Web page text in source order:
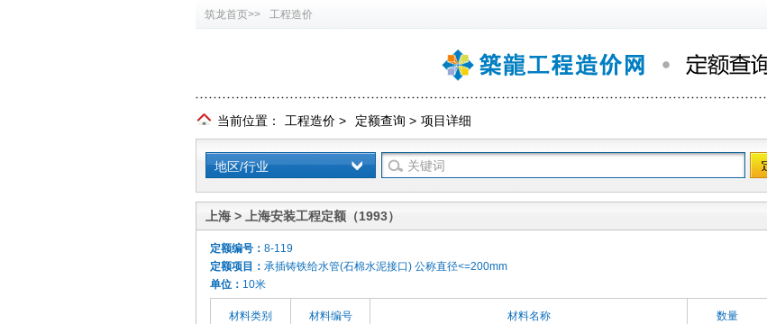
筑龙首页>> 工程造价
当前位置： 工程造价 > 定额查询 > 项目详细
地区/行业
上海 > 上海安装工程定额（1993）
定额编号： 8-119
定额项目： 承插铸铁给水管(石棉水泥接口) 公称直径<=200mm
单位： 10米
材料类别 材料编号 材料名称 数量